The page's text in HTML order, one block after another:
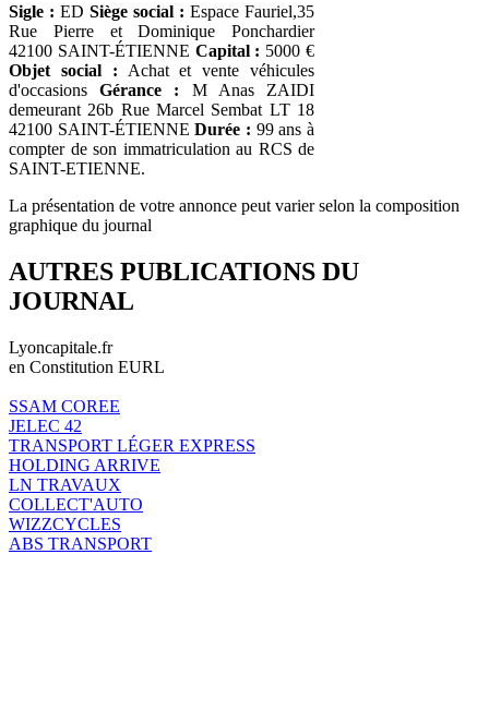
Sigle : ED Siège social : Espace Fauriel,35
Rue Pierre et Dominique Ponchardier
42100 SAINT-ÉTIENNE Capital : 5000 €
Objet social : Achat et vente véhicules
d'occasionsGérance : M Anas ZAIDI
demeurant 26b Rue Marcel Sembat LT 18
42100 SAINT-ÉTIENNEDurée : 99 ans à
compter de son immatriculation au RCS de
SAINT-ETIENNE.
La présentation de votre annonce peut varier selon la composition
graphique du journal
AUTRES PUBLICATIONS DU
JOURNAL
Lyoncapitale.fr
en Constitution EURL
SSAM COREE
JELEC 42
TRANSPORT LÉGER EXPRESS
HOLDING ARRIVE
LN TRAVAUX
COLLECT'AUTO
WIZZCYCLES
ABS TRANSPORT